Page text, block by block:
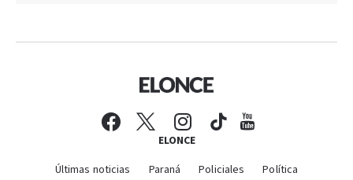
ELONCE
Últimas noticias Paraná Policiales Política